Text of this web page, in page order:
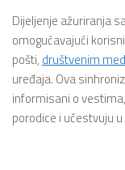
Dijeljenje ažuriranja
omogućavajući
pošti, društvenim
uređaja. Ova
informisani o
porodice i učestvuju